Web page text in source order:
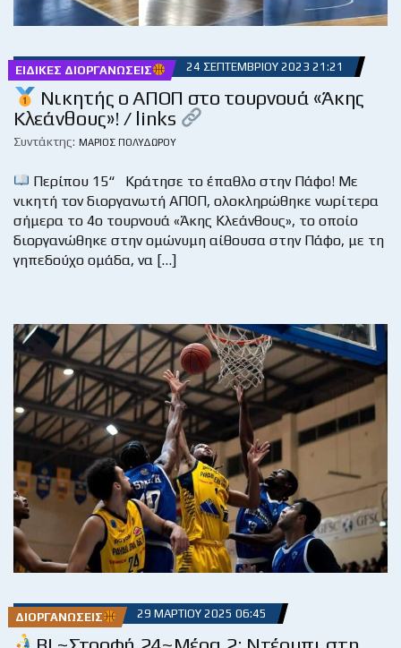
ΕΙΔΙΚΈΣ ΔΙΟΡΓΑΝΏΣΕΙΣ 24 ΣΕΠΤΕΜΒΡΊΟΥ 2023 21:21
Νικητής ο ΑΠΟΠ στο τουρνουά «Άκης
Κλεάνθους»! / links
Συντάκτης: ΜΆΡΙΟΣ ΠΟΛΥΔΏΡΟΥ
Περίπου 15“ Κράτησε το έπαθλο στην Πάφο! Με
νικητή τον διοργανωτή ΑΠΟΠ, ολοκληρώθηκε νωρίτερα
σήμερα το 4ο τουρνουά «Άκης Κλεάνθους», το οποίο
διοργανώθηκε στην ομώνυμη αίθουσα στην Πάφο, με τη
γηπεδούχο ομάδα, να […]
ΔΙΟΡΓΑΝΏΣΕΙΣ 29 ΜΑΡΤΊΟΥ 2025 06:45